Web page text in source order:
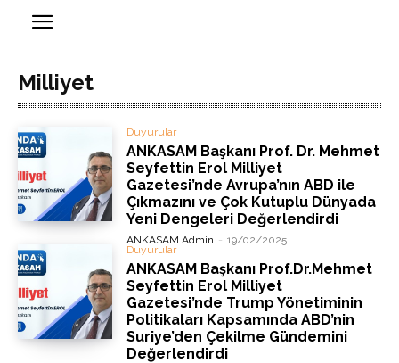
Milliyet
Duyurular
ANKASAM Başkanı Prof. Dr. Mehmet
Seyfettin Erol Milliyet
Gazetesi’nde Avrupa’nın ABD ile
Çıkmazını ve Çok Kutuplu Dünyada
Yeni Dengeleri Değerlendirdi
ANKASAM Admin - 19/02/2025
Duyurular
ANKASAM Başkanı Prof.Dr.Mehmet
Seyfettin Erol Milliyet
Gazetesi’nde Trump Yönetiminin
Politikaları Kapsamında ABD’nin
Suriye’den Çekilme Gündemini
Değerlendirdi